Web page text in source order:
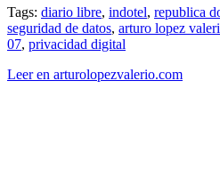
Tags: diario libre, indotel, republica
seguridad de datos, arturo lopez
07, privacidad digital
Leer en arturolopezvalerio.com